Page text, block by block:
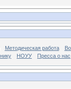
Методическая работа
НОУУ Пресса о нас